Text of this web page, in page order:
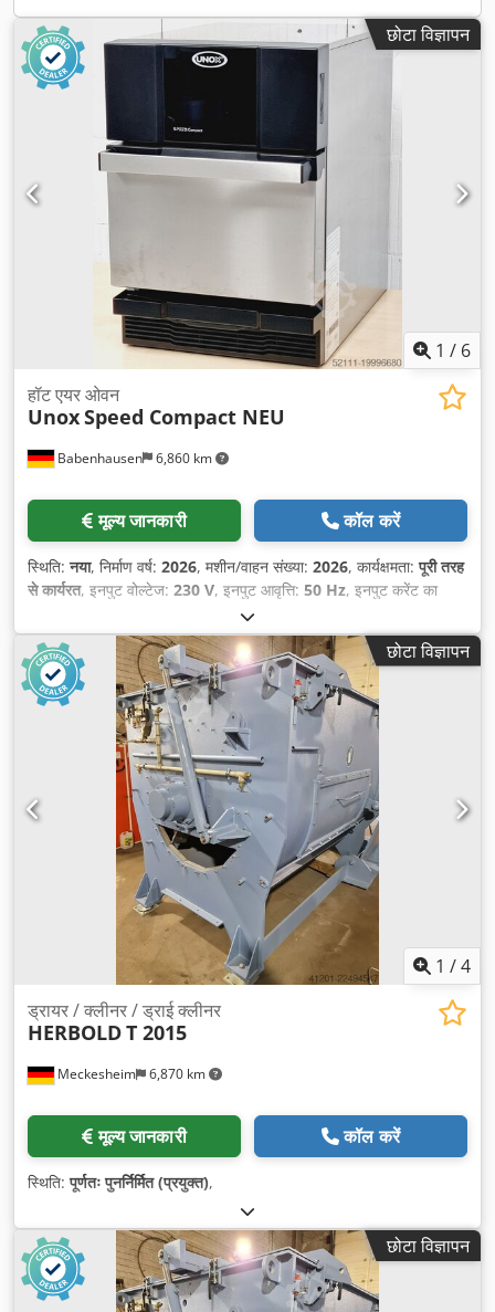
छोटा विज्ञापन
1 / 6
Babenhausen 6,860 km
हॉट एयर ओवन
UnoxSpeed Compact NEU
मूल्य जानकारी कॉल करें
स्थिति:नया, निर्माण वर्ष: 2026, मशीन/वाहन संख्या: 2026, कार्यक्षमता:पूरी तरह
से कार्यरत, इनपुट वोल्टेज: 230 V, इनपुट आवृत्ति: 50 Hz, इनपुट करेंट का
प्रलेखन / मैन्युअल, सीई चिह्नांकन
छोटा विज्ञापन
1 /4
Meckesheim 6,870 km
ड्रायर / क्लीनर / ड्राई क्लीनर
HERBOLDT 2015
मूल्य जानकारी कॉल करें
स्थिति:पूर्णतः पुनर्निर्मित (प्रयुक्त),
छोटा विज्ञापन